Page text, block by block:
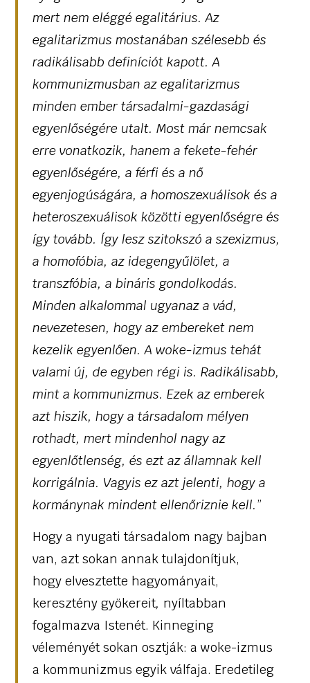
mert nem eléggé egalitárius. Az
egalitarizmus mostanában szélesebb és
radikálisabb definíciót kapott. A
kommunizmusban az egalitarizmus
minden ember társadalmi-gazdasági
egyenlőségére utalt. Most már nemcsak
erre vonatkozik, hanem a fekete-fehér
egyenlőségére, a férfi és a nő
egyenjogúságára, a homoszexuálisok és a
heteroszexuálisok közötti egyenlőségre és
így tovább. Így lesz szitokszó a szexizmus,
a homofóbia, az idegengyűlölet, a
transzfóbia, a bináris gondolkodás.
Minden alkalommal ugyanaz a vád,
nevezetesen, hogy az embereket nem
kezelik egyenlően. A woke-izmus tehát
valami új, de egyben régi is. Radikálisabb,
mint a kommunizmus. Ezek az emberek
azt hiszik, hogy a társadalom mélyen
rothadt, mert mindenhol nagy az
egyenlőtlenség, és ezt az államnak kell
korrigálnia. Vagyis ez azt jelenti, hogy a
kormánynak mindent ellenőriznie kell.”
Hogy a nyugati társadalom nagy bajban
van, azt sokan annak tulajdonítjuk,
hogy elvesztette hagyományait,
keresztény gyökereit, nyíltabban
fogalmazva Istenét. Kinneging
véleményét sokan osztják: a woke-izmus
a kommunizmus egyik válfaja. Eredetileg